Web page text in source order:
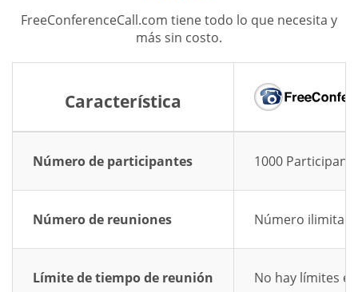
FreeConferenceCall.com tiene todo lo que necesita y
más sin costo.
Característica
Número de participantes 1000
Número de reuniones Número
Límite de tiempo de reunión No hay límites